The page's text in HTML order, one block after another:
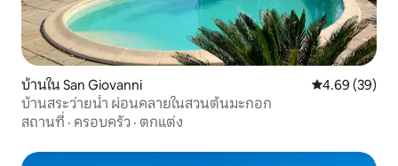
บ้านใน San Giovanni คะแนนเฉลี่ย
4.69 (39)
บ้านสระว่ายน้ำ ผ่อนคลายในสวนต้นมะกอก
สถานที่ · ครอบครัว · ตกแต่ง